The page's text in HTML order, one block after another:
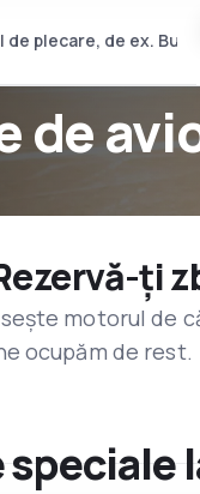
de
ți
motorul de
ocupăm de rest.